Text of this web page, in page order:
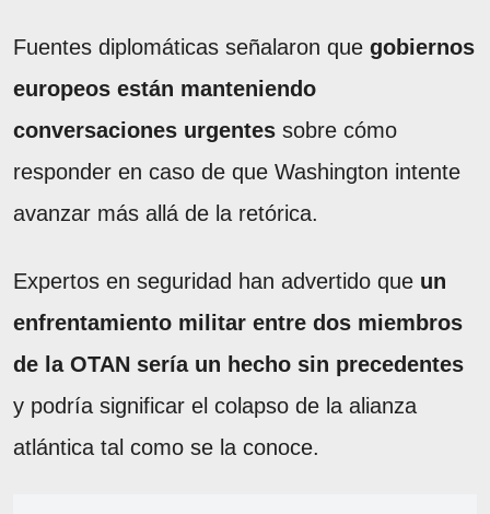
Fuentes diplomáticas señalaron que gobiernos
europeos están manteniendo
conversaciones urgentes sobre cómo
responder en caso de que Washington intente
avanzar más allá de la retórica.
Expertos en seguridad han advertido que un
enfrentamiento militar entre dos miembros
de la OTAN sería un hecho sin precedentes
y podría significar el colapso de la alianza
atlántica tal como se la conoce.